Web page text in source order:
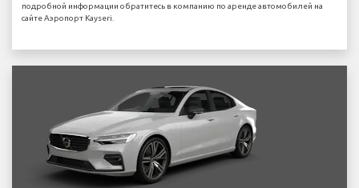
подробной информации обратитесь в компанию по аренде автомобилей на
сайте Аэропорт Kayseri.